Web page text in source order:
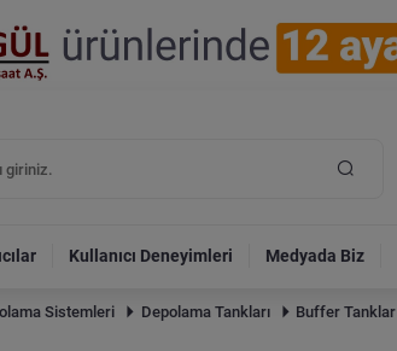
Kullanıcı Deneyimleri Medyada Biz
Sistemleri Depolama Tankları Buffer Tanklar